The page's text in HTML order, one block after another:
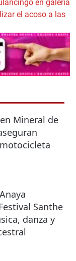
en galería
el acoso a las
Mineral de
Santhe
danza y